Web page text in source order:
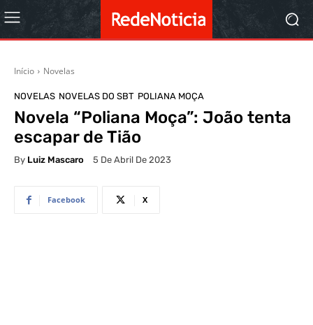
Início Novelas
NOVELAS NOVELAS DO SBT POLIANA MOÇA
Novela “Poliana Moça”: João tenta
escapar de Tião
By Luiz Mascaro 5 De Abril De 2023
Facebook X